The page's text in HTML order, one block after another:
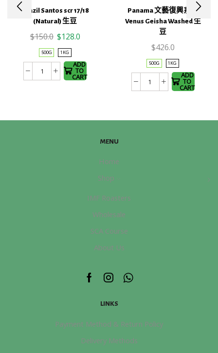
Brazil Santos scr 17/18
(Natural) 生豆
$150.0 Original
price
was:
$150.0.
$128.0Current
is:
$128.0.
500G 1KG
Brazil
(Natural)
ADD
TO
CART
This
product
multiple
variants.
The
options
product
Panama 文藝復興系列
Venus Geisha Washed 生
豆
$426.0
500G 1KG
Panama
復
ADD
TO
CART
This
product
multiple
variants.
The
options
on the
MENU
Home
Shop
IMF Roasters
Wholesale
SCA Course
About Us
Facebook
Instagram
Whatsapp
LINKS
Payment Method & Return Policy
Delivery Methods